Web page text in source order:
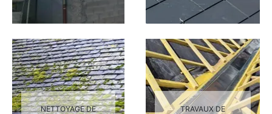
NETTOYAGE DE
TRAVAUX DE